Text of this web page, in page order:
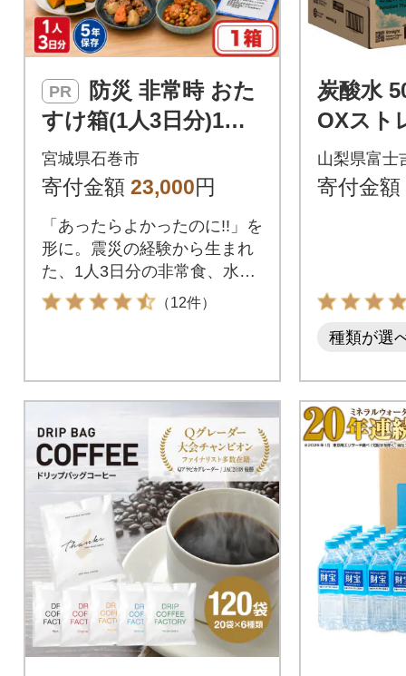
PR
すけ箱(1人3日分)1箱
防災グッズ 防災セッ
ト トイレ 水 備蓄 非
宮城県石巻市
寄付金額 23,000円
「あったらよかったのに!!」を
形に。震災の経験から生まれ
た、1人3日分の非常食、水、
トイレ、防災グッズを詰め込
んだオールインワン型の防災
（12件）
炭酸水
OXスト
水 ラベ
ス
山梨県富士
寄付金額
種類が選